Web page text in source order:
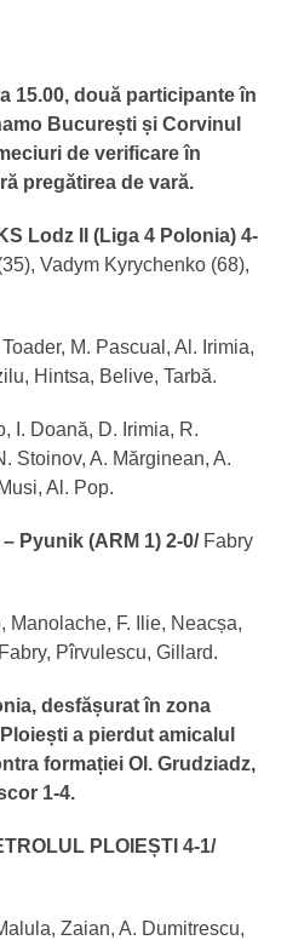
15.00, două participante în
București și Corvinul
de verificare în
pregătirea de vară.
Lodz II (Liga 4 Polonia) 4-
Vadym Kyrychenko (68),
M. Pascual, Al. Irimia,
Hintsa, Belive, Tarbă.
I. Doană, D. Irimia, R.
Stoinov, A. Mărginean, A.
Al. Pop.
Pyunik (ARM 1) 2-0/ Fabry
Manolache, F. Ilie, Neacșa,
Pîrvulescu, Gillard.
desfășurat în zona
a pierdut amicalul
formației Ol. Grudziadz,
1-4.
PLOIEȘTI 4-1/
Zaian, A. Dumitrescu,